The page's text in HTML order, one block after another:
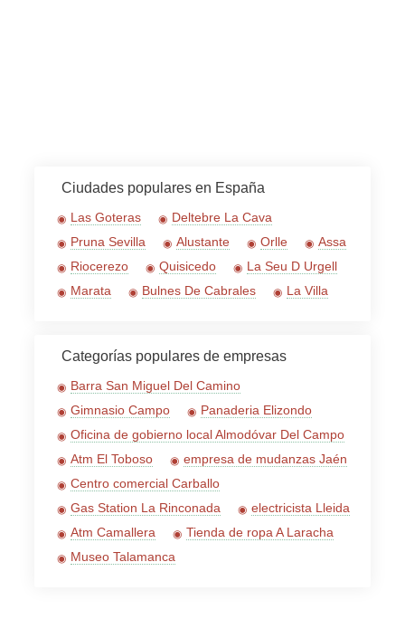
Ciudades populares en España
Las Goteras
Deltebre La Cava
Pruna Sevilla
Alustante Orlle
Assa
Riocerezo
Quisicedo
La Seu D Urgell
Marata
Bulnes De Cabrales La Villa
Categorías populares de empresas
Barra San Miguel Del Camino
Gimnasio Campo
Panaderia Elizondo
Oficina de gobierno local Almodóvar Del Campo
Atm El Toboso
empresa de mudanzas Jaén
Centro comercial Carballo
Gas Station La Rinconada
electricista Lleida
Atm Camallera
Tienda de ropa A Laracha
Museo Talamanca